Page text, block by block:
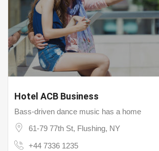
Hotel ACB Business
Bass-driven dance music has a home
61-79 77th St, Flushing, NY
+44 7336 1235